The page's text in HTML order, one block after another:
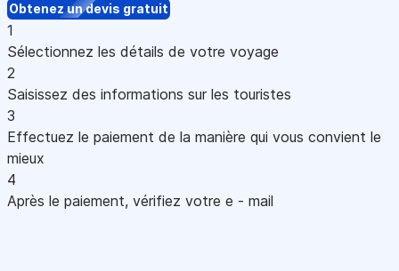
Obtenez un devis gratuit
1
Sélectionnez les détails de votre voyage
2
Saisissez des informations sur les touristes
3
Effectuez le paiement de la manière qui vous convient le
mieux
4
Après le paiement, vérifiez votre e - mail